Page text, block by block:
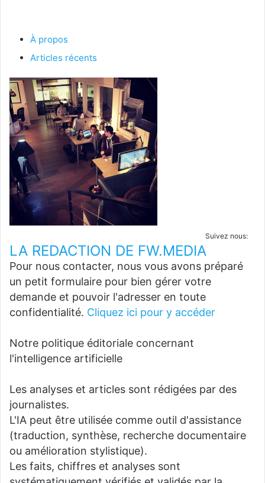
À propos
Articles récents
Suivez nous:
LA REDACTION DE FW.MEDIA
Pour nous contacter, nous vous avons préparé
un petit formulaire pour bien gérer votre
demande et pouvoir l'adresser en toute
confidentialité. Cliquez ici pour y accéder
Notre politique éditoriale concernant
l'intelligence artificielle
Les analyses et articles sont rédigées par des
journalistes.
L'IA peut être utilisée comme outil d'assistance
(traduction, synthèse, recherche documentaire
ou amélioration stylistique).
Les faits, chiffres et analyses sont